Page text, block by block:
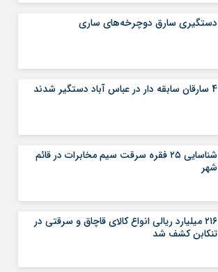
دستگیری سارق دوچرخه‌های ساری
4 سارقان سابقه دار در عباس آباد دستگیر شدند
شناسایی ۲۵ فقره سرقت سیم مخابرات در قائم
شهر
۲۱۶ میلیارد ریالی انواع کالای قاچاق و سرقتی در
تنکابن کشف شد